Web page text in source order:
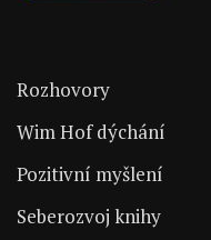
Rozhovory
Wim Hof dýchání
Pozitivní myšlení
Seberozvoj knihy